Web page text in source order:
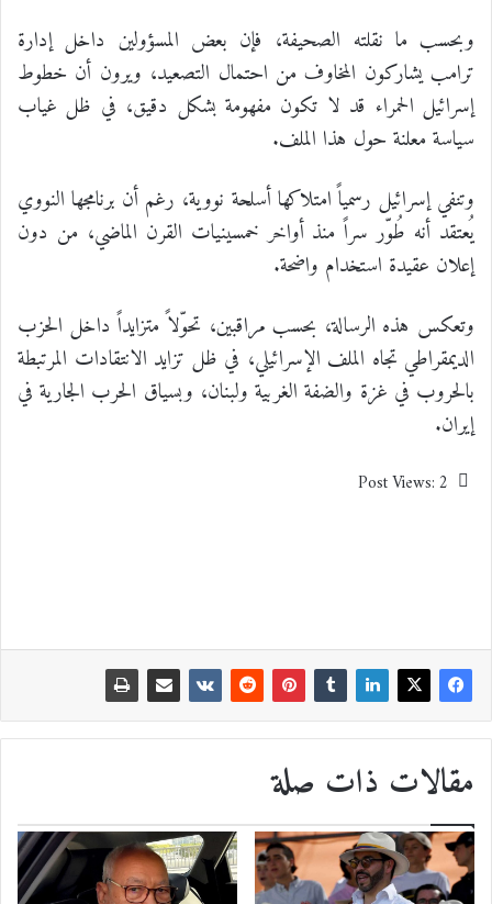
وبحسب ما نقلته الصحيفة، فإن بعض المسؤولين داخل إدارة
ترامب يشاركون المخاوف من احتمال التصعيد، ويرون أن خطوط
إسرائيل الحمراء قد لا تكون مفهومة بشكل دقيق، في ظل غياب
سياسة معلنة حول هذا الملف.
وتنفي إسرائيل رسمياً امتلاكها أسلحة نووية، رغم أن برنامجها النووي
يُعتقد أنه طُوّر سراً منذ أواخر خمسينيات القرن الماضي، من دون
إعلان عقيدة استخدام واضحة.
وتعكس هذه الرسالة، بحسب مراقبين، تحوّلاً متزايداً داخل الحزب
الديمقراطي تجاه الملف الإسرائيلي، في ظل تزايد الانتقادات المرتبطة
بالحروب في غزة والضفة الغربية ولبنان، وبسياق الحرب الجارية في
إيران.
Post Views:2
مقالات ذات صلة